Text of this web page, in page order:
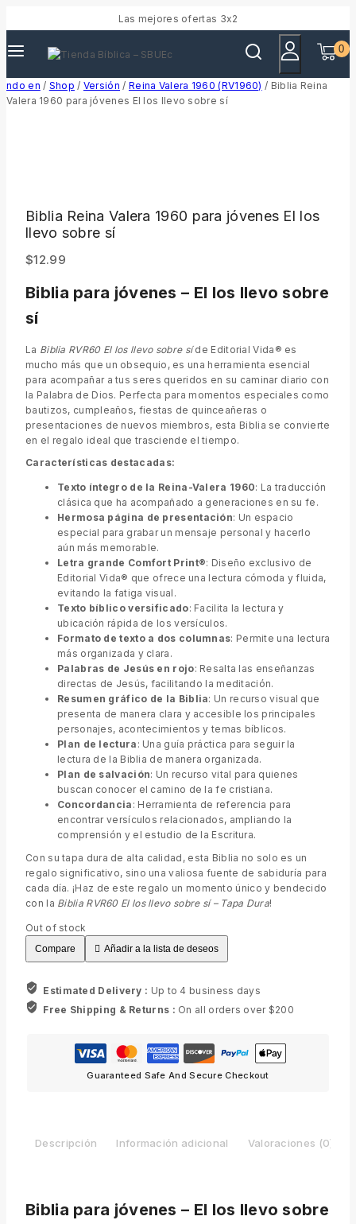
Las mejores ofertas 3x2
0
ndo en / Shop / Versión / Reina Valera 1960 (RV1960) / Biblia Reina
Valera 1960 para jóvenes El los llevo sobre sí
Biblia Reina Valera 1960 para jóvenes El los
llevo sobre sí
$12.99
Biblia para jóvenes – El los llevo sobre
sí
La Biblia RVR60 El los llevo sobre síde Editorial Vida® es
mucho más que un obsequio, es una herramienta esencial
para acompañar a tus seres queridos en su caminar diario con
la Palabra de Dios. Perfecta para momentos especiales como
bautizos, cumpleaños, fiestas de quinceañeras o
presentaciones de nuevos miembros, esta Biblia se convierte
en el regalo ideal que trasciende el tiempo.
Características destacadas:
Texto íntegro de la Reina-Valera 1960: La traducción
clásica que ha acompañado a generaciones en su fe.
Hermosa página de presentación: Un espacio
especial para grabar un mensaje personal y hacerlo
aún más memorable.
Letra grande Comfort Print®: Diseño exclusivo de
Editorial Vida® que ofrece una lectura cómoda y fluida,
evitando la fatiga visual.
Texto bíblico versificado: Facilita la lectura y
ubicación rápida de los versículos.
Formato de texto a dos columnas: Permite una lectura
más organizada y clara.
Palabras de Jesús en rojo: Resalta las enseñanzas
directas de Jesús, facilitando la meditación.
Resumen gráfico de la Biblia: Un recurso visual que
presenta de manera clara y accesible los principales
personajes, acontecimientos y temas bíblicos.
Plan de lectura : Una guía práctica para seguir la
lectura de la Biblia de manera organizada.
Plan de salvación: Un recurso vital para quienes
buscan conocer el camino de la fe cristiana.
Concordancia : Herramienta de referencia para
encontrar versículos relacionados, ampliando la
comprensión y el estudio de la Escritura.
Con su tapa dura de alta calidad, esta Biblia no solo es un
regalo significativo, sino una valiosa fuente de sabiduría para
cada día. ¡Haz de este regalo un momento único y bendecido
con la Biblia RVR60 El los llevo sobre sí – Tapa Dura!
Out of stock
Compare Añadir a la lista de deseos
Estimated Delivery : Up to 4 business days
Free Shipping & Returns : On all orders over $200
Guaranteed Safe And Secure Checkout
Descripción Información adicional Valoraciones (0)
Biblia para jóvenes – El los llevo sobre